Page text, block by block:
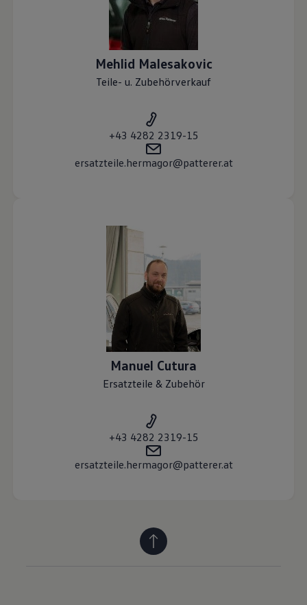
Mehlid Malesakovic
Teile- u. Zubehörverkauf
+43 4282 2319-15
ersatzteile.hermagor@patterer.at
Manuel Cutura
Ersatzteile & Zubehör
+43 4282 2319-15
ersatzteile.hermagor@patterer.at